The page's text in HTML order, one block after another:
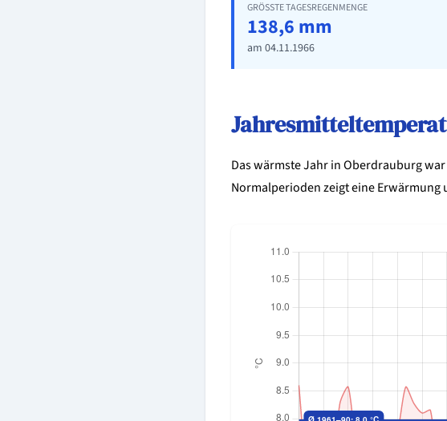
GRÖSSTE TAGESREGENMENGE
138,6 mm
am 04.11.1966
Das wärmste Jahr in Oberdrauburg war
Normalperioden zeigt eine Erwärmung